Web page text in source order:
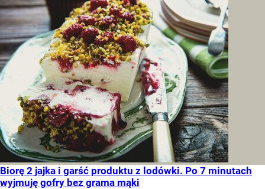
Biorę 2 jajka i garść produktu z lodówki. Po 7 minutach
wyjmuję gofry bez grama mąki